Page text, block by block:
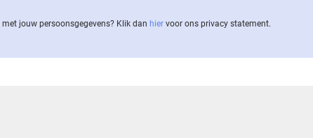
jouw per­soons­ge­ge­vens? Klik dan hier voor ons privacy statement.